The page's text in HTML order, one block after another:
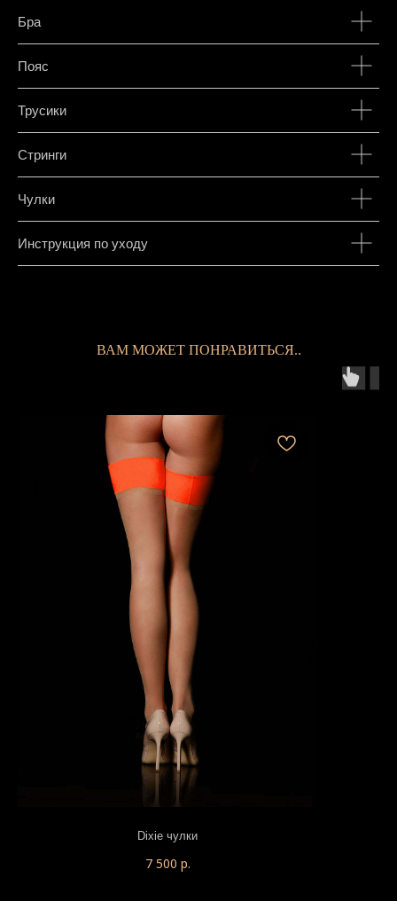
Бра
Пояс
Трусики
Стринги
Чулки
Инструкция по уходу
ВАМ МОЖЕТ ПОНРАВИТЬСЯ..
Dixie чулки
7 500 р.